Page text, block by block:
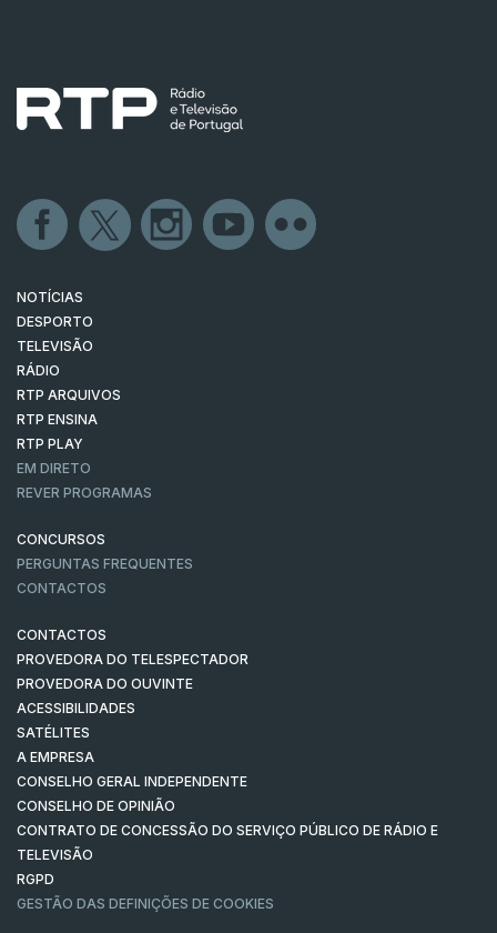
NOTÍCIAS
DESPORTO
TELEVISÃO
RÁDIO
RTP ARQUIVOS
RTP ENSINA
RTP PLAY
EM DIRETO
REVER PROGRAMAS
CONCURSOS
PERGUNTAS FREQUENTES
CONTACTOS
CONTACTOS
PROVEDORA DO TELESPECTADOR
PROVEDORA DO OUVINTE
ACESSIBILIDADES
SATÉLITES
A EMPRESA
CONSELHO GERAL INDEPENDENTE
CONSELHO DE OPINIÃO
CONTRATO DE CONCESSÃO DO SERVIÇO PÚBLICO DE RÁDIO E
TELEVISÃO
RGPD
GESTÃO DAS DEFINIÇÕES DE COOKIES